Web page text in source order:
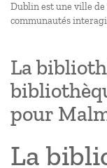
Dublin est une ville de
communautés
La
pour
La